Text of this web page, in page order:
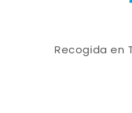
Recogida en